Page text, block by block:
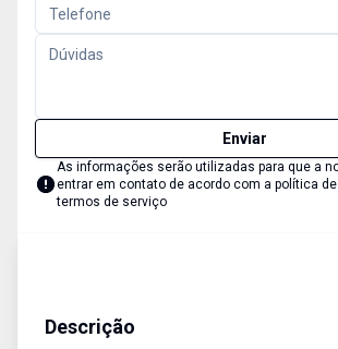
Enviar
As informações serão utilizadas para que a
entrar em contato de acordo com a política
termos de serviço
Descrição